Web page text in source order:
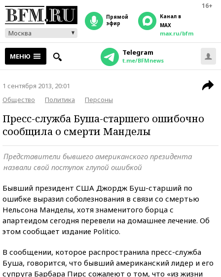
16+
Москва
прямой
эфир
Канал в
MAX
max.ru/bfm
МЕНЮ Telegram
t.me/BFMnews
1 сентября 2013, 20:01
Общество
Политика Персоны
Пресс-служба Буша-старшего ошибочно
сообщила о смерти Манделы
Представители бывшего американского президента
назвали свой поступок глупой ошибкой
Бывший президент США Джордж Буш-старший по
ошибке выразил соболезнования в связи со смертью
Нельсона Манделы, хотя знаменитого борца с
апартеидом сегодня перевели на домашнее лечение. Об
этом сообщает издание Politico.
В сообщении, которое распространила пресс-служба
Буша, говорится, что бывший американский лидер и его
супруга Барбара Пирс сожалеют о том, что «из жизни